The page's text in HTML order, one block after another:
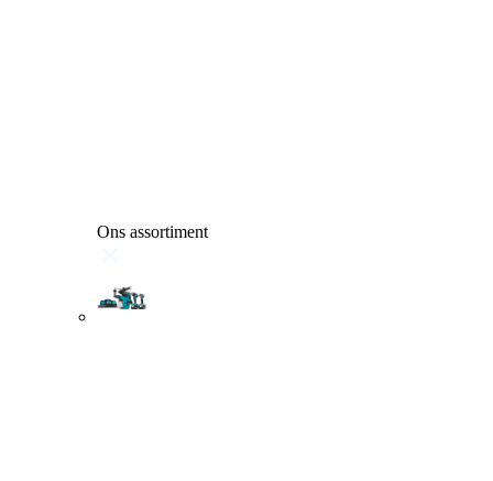
Ons assortiment